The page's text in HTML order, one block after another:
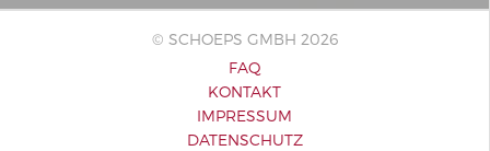
© SCHOEPS GMBH 2026
FAQ
KONTAKT
IMPRESSUM
DATENSCHUTZ